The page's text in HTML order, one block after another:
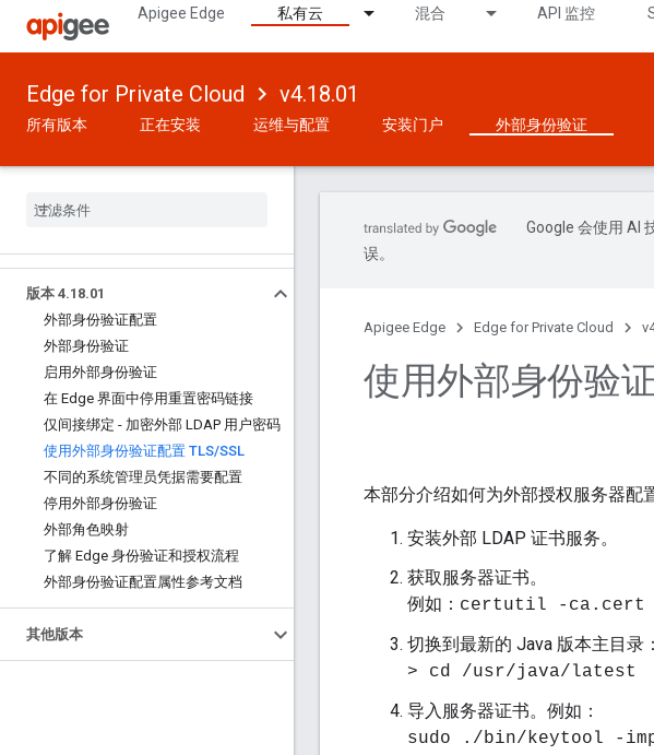
Apigee Edge 私有云 混合 API 监控
Edge for Private Cloud v4.18.01
所有版本 正在安装 运维与配置 安装门户 外部身份验证
版本 4.18.01
外部身份验证配置
外部身份验证
启用外部身份验证
在 Edge 界面中停用重置密码链接
仅间接绑定 - 加密外部 LDAP 用户密码
使用外部身份验证配置 TLS/SSL
不同的系统管理员凭据需要配置
停用外部身份验证
外部角色映射
了解 Edge 身份验证和授权流程
外部身份验证配置属性参考文档
其他版本
Google 会使用 AI
误。
Apigee Edge Edge for Private Cloud
使用外部身份验
本部分介绍如何为外部授权服务器配
安装外部 LDAP 证书服务。
获取服务器证书。
例如： certutil -
切换到最新的 Java 版本主目录：
> cd /usr/java/latest
导入服务器证书。例如：
sudo ./bin/keytool -